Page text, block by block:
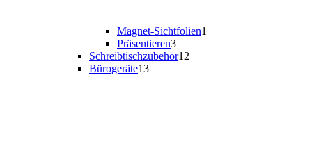
Magnet-Sichtfolien1
Präsentieren3
Schreibtischzubehör12
Bürogeräte13